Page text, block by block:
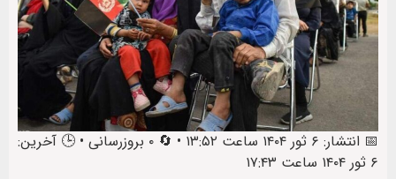
📅 انتشار: ۶ ثور ۱۴۰۴ ساعت ۱۳:۵۲ • 🔄 ۰ بروزرسانی • 🕒 آخرین:
۶ ثور ۱۴۰۴ ساعت ۱۷:۴۳